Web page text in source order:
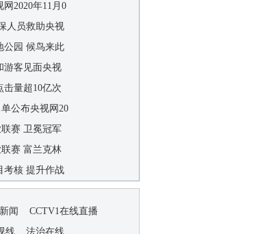
2020年11月0
人员救助央视
公园 候鸟来此
游客见面央视
量超10亿次
公布央视网20
赛 卫冕冠军
赛 富兰克林
考核 提升作战
闻
CCTV1在线直播
线 法治在线